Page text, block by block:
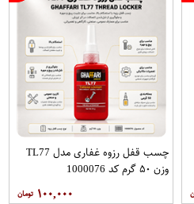
چسب قفل رزوه غفاری مدل TL77
وزن ۵۰ گرم کد 1000076
۱۰۰,۰۰۰